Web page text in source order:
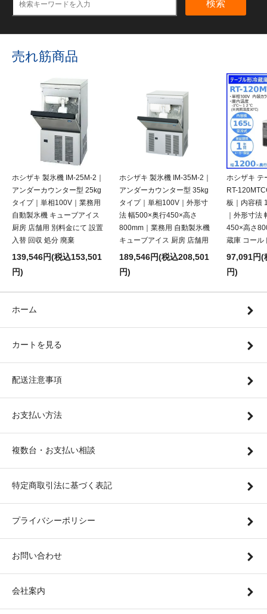
検索
売れ筋商品
ホシザキ 製氷機 IM-25M-2｜
アンダーカウンター型 25kg
タイプ｜単相100V｜業務用
自動製氷機 キューブアイス
厨房 店舗用 別料金にて 設置
入替 回収 処分 廃棄
139,546円(税込153,501
円)
ホシザキ 製氷機 IM-35M-2｜
アンダーカウンター型 35kg
タイプ｜単相100V｜外形寸
法 幅500×奥行450×高さ
800mm｜業務用 自動製氷機
キューブアイス 厨房 店舗用
189,546円(税込208,501
円)
ホシザキ テ
RT-
板｜内容積
｜外形寸法
450×高さ
蔵庫 コール
97,091円(
円)
ホーム
カートを見る
配送注意事項
お支払い方法
複数台・お支払い相談
特定商取引法に基づく表記
プライバシーポリシー
お問い合わせ
会社案内